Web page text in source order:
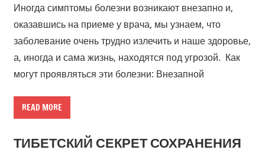
Иногда симптомы болезни возникают внезапно и,
оказавшись на приеме у врача, мы узнаем, что
заболевание очень трудно излечить и наше здоровье,
а, иногда и сама жизнь, находятся под угрозой. Как
могут проявляться эти болезни: Внезапной
READ MORE
ТИБЕТСКИЙ СЕКРЕТ СОХРАНЕНИЯ